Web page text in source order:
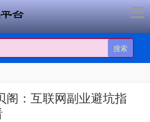
搜索
阁：互联网副业避坑指